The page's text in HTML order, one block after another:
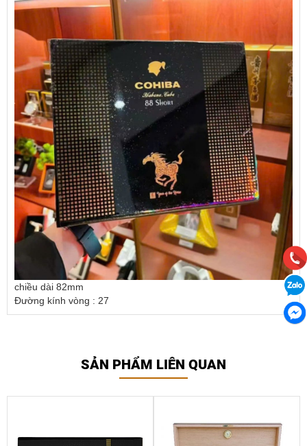
chiều dài 82mm
Đường kính vòng : 27
SẢN PHẨM LIÊN QUAN